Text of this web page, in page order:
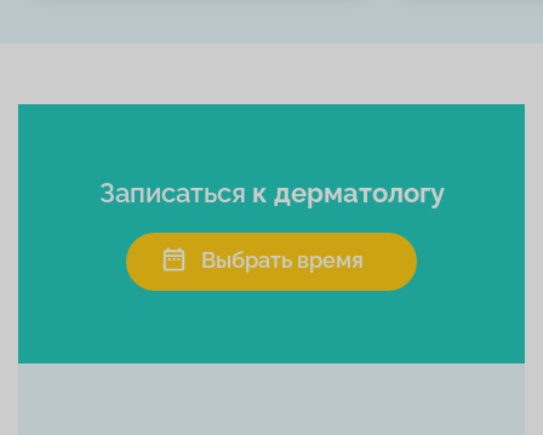
Записаться к дерматологу
Выбрать время